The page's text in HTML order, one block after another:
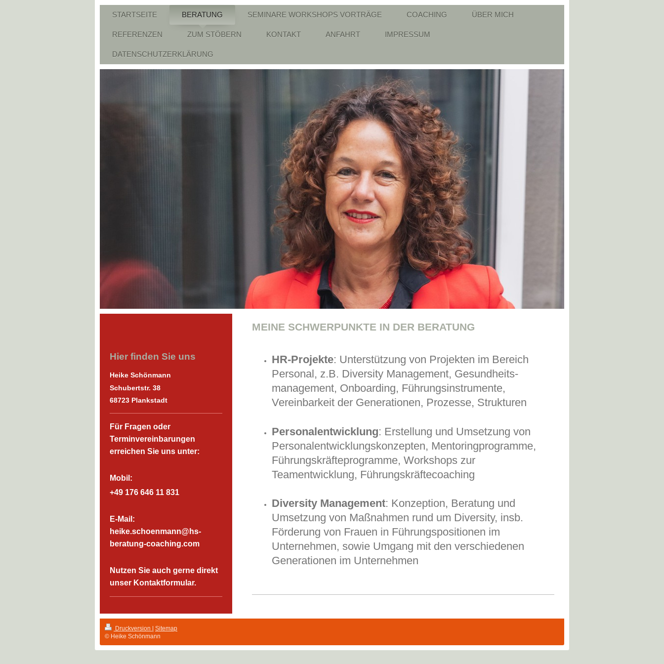
STARTSEITE BERATUNG SEMINARE WORKSHOPS VORTRÄGE COACHING ÜBER MICH
REFERENZEN ZUM STÖBERN KONTAKT ANFAHRT IMPRESSUM
DATENSCHUTZERKLÄRUNG
MEINE SCHWERPUNKTE IN DER BERATUNG
HR-Projekte: Unterstützung von Projekten im Bereich
Personal, z.B. Diversity Management, Gesundheits-
management, Onboarding, Führungsinstrumente,
Vereinbarkeit der Generationen, Prozesse, Strukturen
Personalentwicklung: Erstellung und Umsetzung von
Personalentwicklungskonzepten, Mentoringprogramme,
Führungskräfteprogramme, Workshops zur
Teamentwicklung, Führungskräftecoaching
Diversity Management: Konzeption, Beratung und
Umsetzung von Maßnahmen rund um Diversity, insb.
Förderung von Frauen in Führungspositionen im
Unternehmen, sowie Umgang mit den verschiedenen
Generationen im Unternehmen
Hier finden Sie uns
Heike Schönmann
Schubertstr. 38
68723 Plankstadt
Für Fragen oder
Terminvereinbarungen
erreichen Sie uns unter:
Mobil:
+49 176 646 11 831
E-Mail:
heike.schoenmann@hs-
beratung-coaching.com
Nutzen Sie auch gerne direkt
unser Kontaktformular.
Druckversion | Sitemap
© Heike Schönmann